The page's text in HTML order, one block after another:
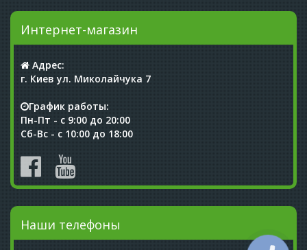
Интернет-магазин
Адрес:
г. Киев ул. Миколайчука 7
График работы:
Пн-Пт - с 9:00 до 20:00
Сб-Вс - с 10:00 до 18:00
Наши телефоны